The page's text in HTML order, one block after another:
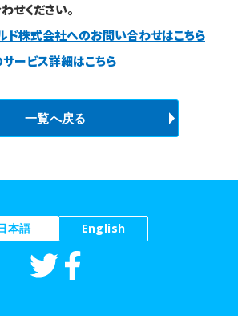
せください。
ド株式会社へのお問い合わせはこちら
ービス詳細はこちら
一覧へ戻る
本語 English